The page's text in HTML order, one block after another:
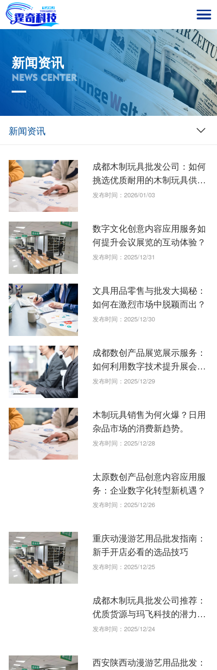
新闻资讯
NEWS CENTER
新闻资讯
成都木制玩具批发公司：如何
挑选优质耐用的木制玩具供应
商？
发布时间：2026/01/03
数字文化创意内容应用服务如
何提升会议展览的互动体验？
发布时间：2025/12/31
文具用品零售与批发大揭秘：
如何在激烈市场中脱颖而出？
发布时间：2025/12/30
成都数创产品展览展示服务：
如何利用数字技术提升展会效
果？
发布时间：2025/12/29
木制玩具销售为何火爆？日用
杂品市场的消费新趋势。
发布时间：2025/12/28
太原数创产品创意内容应用服
务：企业数字化转型新机遇？
发布时间：2025/12/26
重庆动漫游艺用品批发指南：
新手开店必看的选品技巧
发布时间：2025/12/25
成都木制玩具批发公司推荐：
优质货源与玛飞科技的潜力分
析
发布时间：2025/12/24
西安陕西动漫游艺用品批发：